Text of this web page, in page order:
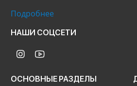
Подробнее
НАШИ СОЦСЕТИ
ОСНОВНЫЕ РАЗДЕЛЫ